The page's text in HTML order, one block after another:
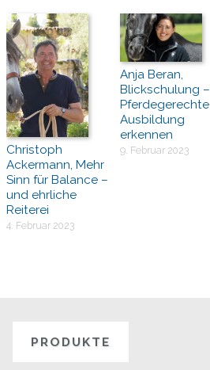
Christoph
Ackermann, Mehr
Sinn für Balance –
und ehrliche
Reiterei
4. Februar 2023
Anja Beran,
Blickschulung –
Pferdegerechte
Ausbildung
erkennen
9. Februar 2023
PRODUKTE